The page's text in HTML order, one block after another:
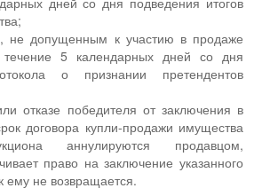
не допущенным к участию в продаже
5 календарных дней со дня
о признании претендентов
отказе победителя от заключения в
договора купли-продажи имущества
аннулируются продавцом,
право на заключение указанного
ему не возвращается.